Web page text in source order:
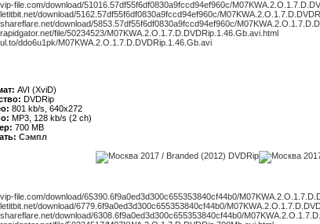
file.com/download/51016.57df55f6df0830a9fccd94ef960c/
download/5162.57df55f6df0830a9fccd94ef960c/
download/5853.57df55f6df0830a9fccd94ef960c/
file/50234523/M07KWA.2.O.1.7.D.DVDRip.1.46.Gb.avi.html
ddo6u1pk/M07KWA.2.O.1.7.D.DVDRip.1.46.Gb.avi
AVI (XviD)
DVDRip
801 kb/s, 640x272
MP3, 128 kb/s (2 ch)
700 MB
Сэмпл
file.com/download/65390.6f9a0ed3d300c655353840cf44b0/
download/6779.6f9a0ed3d300c655353840cf44b0/
download/6308.6f9a0ed3d300c655353840cf44b0/